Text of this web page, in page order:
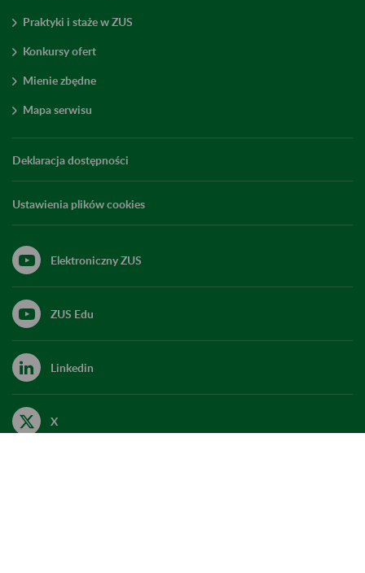
Praktyki i staże w ZUS
Konkursy ofert
Mienie zbędne
Mapa serwisu
Deklaracja dostępności
Ustawienia plików cookies
Elektroniczny ZUS
ZUS Edu
Linkedin
X